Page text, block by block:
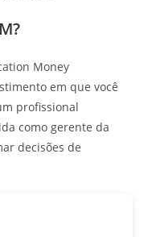
Money
em que você
profissional
como gerente da
decisões de